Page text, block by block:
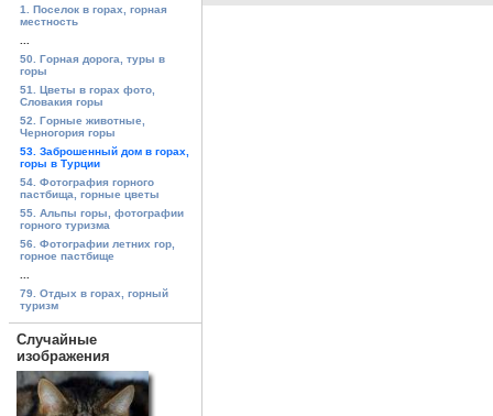
1. Поселок в горах, горная
местность
50. Горная дорога, туры в
горы
51. Цветы в горах фото,
Словакия горы
52. Горные животные,
Черногория горы
53. Заброшенный дом в горах,
горы в Турции
54. Фотография горного
пастбища, горные цветы
55. Альпы горы, фотографии
горного туризма
56. Фотографии летних гор,
горное пастбище
79. Отдых в горах, горный
туризм
Случайные
изображения